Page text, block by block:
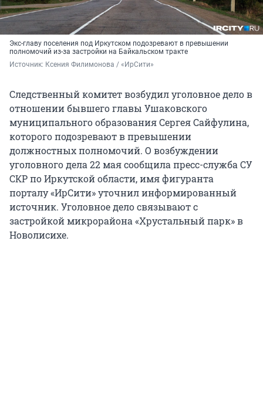
Экс-главу поселения под Иркутском подозревают в превышении
полномочий из-за застройки на Байкальском тракте
Источник: Ксения Филимонова / «ИрСити»
Следственный комитет возбудил уголовное дело в
отношении бывшего главы Ушаковского
муниципального образования Сергея Сайфулина,
которого подозревают в превышении
должностных полномочий. О возбуждении
уголовного дела 22 мая сообщила пресс-служба СУ
СКР по Иркутской области, имя фигуранта
порталу «ИрСити» уточнил информированный
источник. Уголовное дело связывают с
застройкой микрорайона «Хрустальный парк» в
Новолисихе.